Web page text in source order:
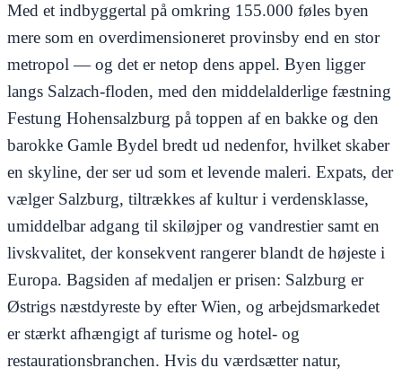
Med et indbyggertal på omkring 155.000 føles byen
mere som en overdimensioneret provinsby end en stor
metropol — og det er netop dens appel. Byen ligger
langs Salzach-floden, med den middelalderlige fæstning
Festung Hohensalzburg på toppen af en bakke og den
barokke Gamle Bydel bredt ud nedenfor, hvilket skaber
en skyline, der ser ud som et levende maleri. Expats, der
vælger Salzburg, tiltrækkes af kultur i verdensklasse,
umiddelbar adgang til skiløjper og vandrestier samt en
livskvalitet, der konsekvent rangerer blandt de højeste i
Europa. Bagsiden af medaljen er prisen: Salzburg er
Østrigs næstdyreste by efter Wien, og arbejdsmarkedet
er stærkt afhængigt af turisme og hotel- og
restaurationsbranchen. Hvis du værdsætter natur,